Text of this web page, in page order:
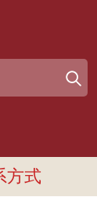
方式